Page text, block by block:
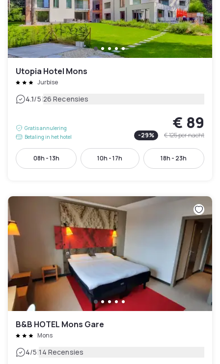
Utopia Hotel Mons
Jurbise
4.1/5|26 Recensies
Gratis annulering
Betaling in het hotel
€ 89
-29% € 125per nacht
08h - 13h 10h - 17h 18h - 23h
B&B HOTEL Mons Gare
Mons
4/5|14 Recensies